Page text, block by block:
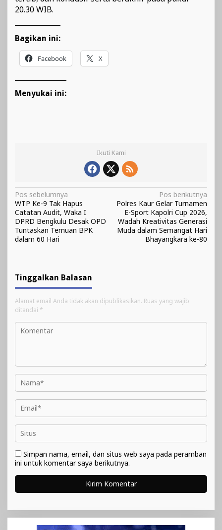
20.30 WIB.
Bagikan ini:
Facebook X
Menyukai ini:
Ikuti Kami
Navigasi
pos
Pos sebelumnya
WTP Ke-9 Tak Hapus
Catatan Audit, Waka I
DPRD Bengkulu Desak OPD
Tuntaskan Temuan BPK
dalam 60 Hari
Pos berikutnya
Polres Kaur Gelar Turnamen
E-Sport Kapolri Cup 2026,
Wadah Kreativitas Generasi
Muda dalam Semangat Hari
Bhayangkara ke-80
Tinggalkan Balasan
Alamat email Anda tidak akan dipublikasikan. Ruas yang wajib
ditandai *
Simpan nama, email, dan situs web saya pada peramban
ini untuk komentar saya berikutnya.